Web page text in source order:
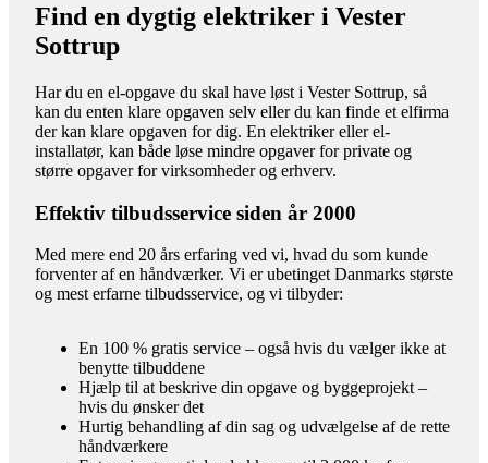
Find en dygtig elektriker i Vester
Sottrup
Har du en el-opgave du skal have løst i Vester Sottrup, så
kan du enten klare opgaven selv eller du kan finde et elfirma
der kan klare opgaven for dig. En elektriker eller el-
installatør, kan både løse mindre opgaver for private og
større opgaver for virksomheder og erhverv.
Effektiv tilbudsservice siden år 2000
Med mere end 20 års erfaring ved vi, hvad du som kunde
forventer af en håndværker. Vi er ubetinget Danmarks største
og mest erfarne tilbudsservice, og vi tilbyder:
En 100 % gratis service – også hvis du vælger ikke at
benytte tilbuddene
Hjælp til at beskrive din opgave og byggeprojekt –
hvis du ønsker det
Hurtig behandling af din sag og udvælgelse af de rette
håndværkere